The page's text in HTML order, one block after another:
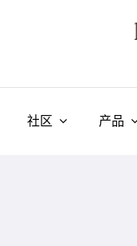
社区 产品